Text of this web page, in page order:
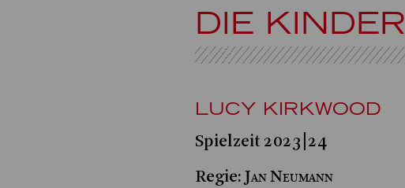
DIE KINDER
LUCY KIRKWOOD
Spielzeit 2023|24
Regie:Jan Neumann